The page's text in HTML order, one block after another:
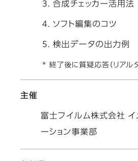
合成チェッカー活用法
ソフト編集のコツ
検出データの出力例
* 終了後に質疑応答（リアル
主催
富士フイルム株式会社 イ
ーション事業部